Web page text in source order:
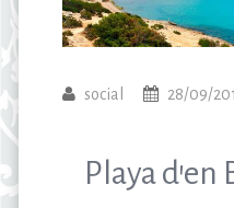
social 28/09/
Playa d’en